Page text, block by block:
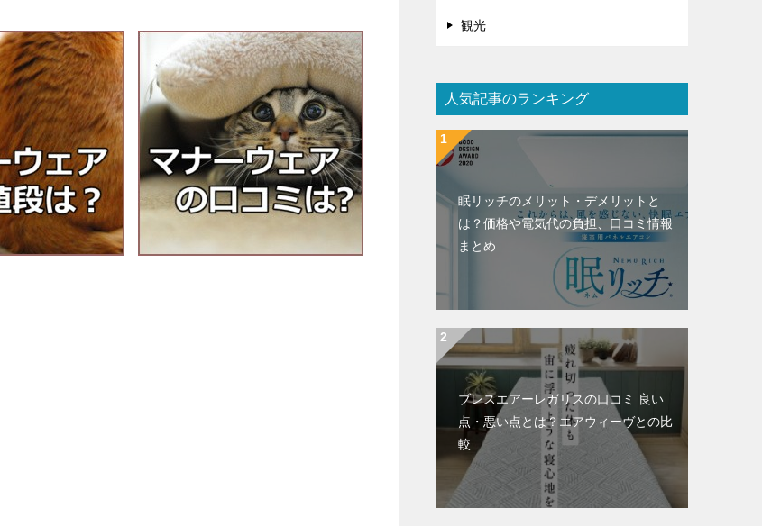
観光
人気記事のランキング
眠リッチのメリット・デメリットと
は？価格や電気代の負担、口コミ情報
まとめ
ブレスエアーレガリスの口コミ 良い
点・悪い点とは？エアウィーヴとの比
較